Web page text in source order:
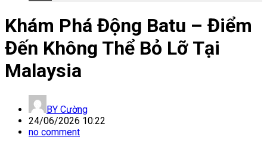
Khám Phá Động Batu – Điểm
Đến Không Thể Bỏ Lỡ Tại
Malaysia
BY Cường
24/06/2026 10:22
no comment